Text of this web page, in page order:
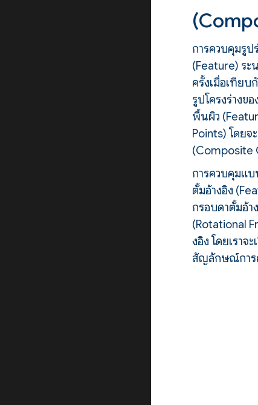
การควบคุมรู
(Feature) ระ
ครั้งเมื่อเทียบ
รูปโครงร่างข
พื้นผิว
Points) โดย
(Composite
การควบคุมแบ
ตั้มอ้างอิง
กรอบดาตั้มอ้า
(Rotational
งอิง โดยเรา
สัญลักษณ์การ